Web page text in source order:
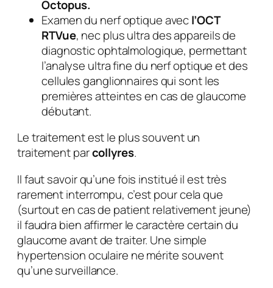
Octopus.
Examen du nerf optique avecl’OCT
RTVue, nec plus ultra des appareils de
diagnostic ophtalmologique, permettant
l’analyse ultra fine du nerf optique et des
cellules ganglionnaires qui sont les
premières atteintes en cas de glaucome
débutant.
Le traitement est le plus souvent un
traitement parcollyres.
Il faut savoir qu’une fois institué il est très
rarement interrompu, c’est pour cela que
(surtout en cas de patient relativement jeune)
il faudra bien affirmer le caractère certain du
glaucome avant de traiter. Une simple
hypertension oculaire ne mérite souvent
qu’une surveillance.